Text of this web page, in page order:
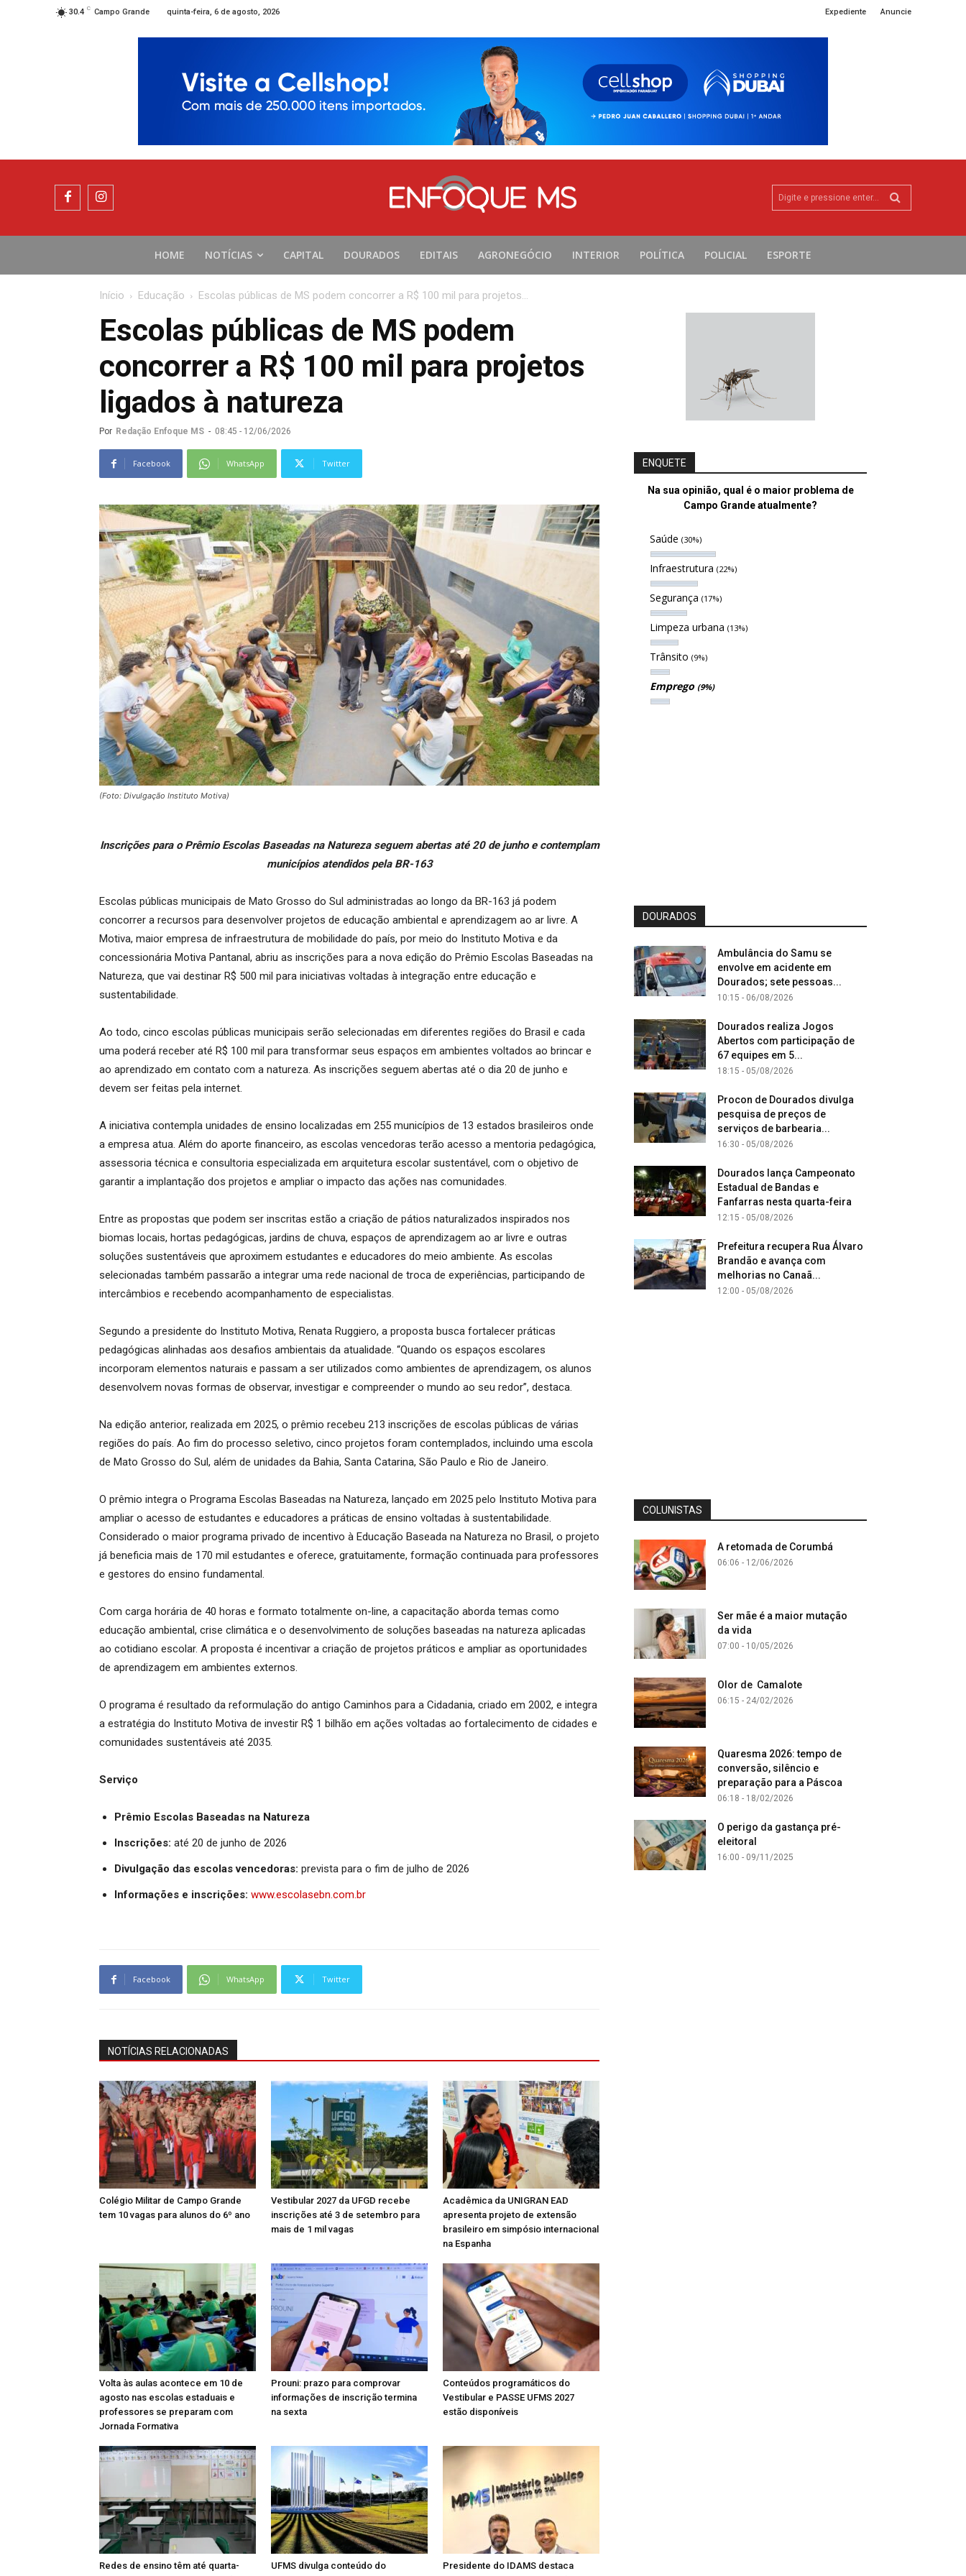
30.4 C Campo Grande quinta-feira, 6 de agosto, 2026 Expediente Anuncie
Digite e pressione enter...
HOME NOTÍCIAS CAPITAL DOURADOS EDITAIS AGRONEGÓCIO INTERIOR POLÍTICA POLICIAL ESPORTE
Início Educação Escolas públicas de MS podem concorrer a R$ 100 mil para projetos...
Escolas públicas de MS podem
concorrer a R$ 100 mil para projetos
ligados à natureza
Por Redação Enfoque MS - 08:45 - 12/06/2026
Facebook WhatsApp Twitter
(Foto: Divulgação Instituto Motiva)
Inscrições para o Prêmio Escolas Baseadas na Natureza seguem abertas até 20 de junho e contemplam
municípios atendidos pela BR-163
Escolas públicas municipais de Mato Grosso do Sul administradas ao longo da BR-163 já podem
concorrer a recursos para desenvolver projetos de educação ambiental e aprendizagem ao ar livre. A
Motiva, maior empresa de infraestrutura de mobilidade do país, por meio do Instituto Motiva e da
concessionária Motiva Pantanal, abriu as inscrições para a nova edição do Prêmio Escolas Baseadas na
Natureza, que vai destinar R$ 500 mil para iniciativas voltadas à integração entre educação e
sustentabilidade.
Ao todo, cinco escolas públicas municipais serão selecionadas em diferentes regiões do Brasil e cada
uma poderá receber até R$ 100 mil para transformar seus espaços em ambientes voltados ao brincar e
ao aprendizado em contato com a natureza. As inscrições seguem abertas até o dia 20 de junho e
devem ser feitas pela internet.
A iniciativa contempla unidades de ensino localizadas em 255 municípios de 13 estados brasileiros onde
a empresa atua. Além do aporte financeiro, as escolas vencedoras terão acesso a mentoria pedagógica,
assessoria técnica e consultoria especializada em arquitetura escolar sustentável, com o objetivo de
garantir a implantação dos projetos e ampliar o impacto das ações nas comunidades.
Entre as propostas que podem ser inscritas estão a criação de pátios naturalizados inspirados nos
biomas locais, hortas pedagógicas, jardins de chuva, espaços de aprendizagem ao ar livre e outras
soluções sustentáveis que aproximem estudantes e educadores do meio ambiente. As escolas
selecionadas também passarão a integrar uma rede nacional de troca de experiências, participando de
intercâmbios e recebendo acompanhamento de especialistas.
Segundo a presidente do Instituto Motiva, Renata Ruggiero, a proposta busca fortalecer práticas
pedagógicas alinhadas aos desafios ambientais da atualidade. “Quando os espaços escolares
incorporam elementos naturais e passam a ser utilizados como ambientes de aprendizagem, os alunos
desenvolvem novas formas de observar, investigar e compreender o mundo ao seu redor”, destaca.
Na edição anterior, realizada em 2025, o prêmio recebeu 213 inscrições de escolas públicas de várias
regiões do país. Ao fim do processo seletivo, cinco projetos foram contemplados, incluindo uma escola
de Mato Grosso do Sul, além de unidades da Bahia, Santa Catarina, São Paulo e Rio de Janeiro.
O prêmio integra o Programa Escolas Baseadas na Natureza, lançado em 2025 pelo Instituto Motiva para
ampliar o acesso de estudantes e educadores a práticas de ensino voltadas à sustentabilidade.
Considerado o maior programa privado de incentivo à Educação Baseada na Natureza no Brasil, o projeto
já beneficia mais de 170 mil estudantes e oferece, gratuitamente, formação continuada para professores
e gestores do ensino fundamental.
Com carga horária de 40 horas e formato totalmente on-line, a capacitação aborda temas como
educação ambiental, crise climática e o desenvolvimento de soluções baseadas na natureza aplicadas
ao cotidiano escolar. A proposta é incentivar a criação de projetos práticos e ampliar as oportunidades
de aprendizagem em ambientes externos.
O programa é resultado da reformulação do antigo Caminhos para a Cidadania, criado em 2002, e integra
a estratégia do Instituto Motiva de investir R$ 1 bilhão em ações voltadas ao fortalecimento de cidades e
comunidades sustentáveis até 2035.
Serviço
Prêmio Escolas Baseadas na Natureza
Inscrições: até 20 de junho de 2026
Divulgação das escolas vencedoras: prevista para o fim de julho de 2026
Informações e inscrições: www.escolasebn.com.br
Facebook WhatsApp Twitter
NOTÍCIAS RELACIONADAS
Colégio Militar de Campo Grande
tem 10 vagas para alunos do 6º ano
Vestibular 2027 da UFGD recebe
inscrições até 3 de setembro para
mais de 1 mil vagas
Acadêmica da UNIGRAN EAD
apresenta projeto de extensão
brasileiro em simpósio internacional
na Espanha
Volta às aulas acontece em 10 de
agosto nas escolas estaduais e
professores se preparam com
Jornada Formativa
Prouni: prazo para comprovar
informações de inscrição termina
na sexta
Conteúdos programáticos do
Vestibular e PASSE UFMS 2027
estão disponíveis
Redes de ensino têm até quarta-
UFMS divulga conteúdo do
Presidente do IDAMS destaca
ENQUETE
Na sua opinião, qual é o maior problema de
Campo Grande atualmente?
Saúde (30%)
Infraestrutura (22%)
Segurança (17%)
Limpeza urbana (13%)
Trânsito (9%)
Emprego (9%)
DOURADOS
Ambulância do Samu se
envolve em acidente em
Dourados; sete pessoas...
10:15 - 06/08/2026
Dourados realiza Jogos
Abertos com participação de
67 equipes em 5...
18:15 - 05/08/2026
Procon de Dourados divulga
pesquisa de preços de
serviços de barbearia...
16:30 - 05/08/2026
Dourados lança Campeonato
Estadual de Bandas e
Fanfarras nesta quarta-feira
12:15 - 05/08/2026
Prefeitura recupera Rua Álvaro
Brandão e avança com
melhorias no Canaã...
12:00 - 05/08/2026
COLUNISTAS
A retomada de Corumbá
06:06 - 12/06/2026
Ser mãe é a maior mutação
da vida
07:00 - 10/05/2026
Olor de Camalote
06:15 - 24/02/2026
Quaresma 2026: tempo de
conversão, silêncio e
preparação para a Páscoa
06:18 - 18/02/2026
O perigo da gastança pré-
eleitoral
16:00 - 09/11/2025